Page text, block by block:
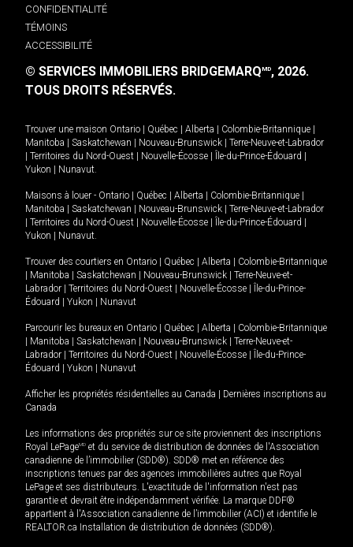
CONFIDENTIALITÉ
TÉMOINS
ACCESSIBILITÉ
© SERVICES IMMOBILIERS BRIDGEMARQMD, 2026.
TOUS DROITS RÉSERVÉS.
Trouver une maison Ontario Québec Alberta Colombie-Britannique
Manitoba
Saskatchewan Nouveau-Brunswick
Terre-Neuve-et-Labrador
Territoires du Nord-Ouest Nouvelle-Écosse Île-du-Prince-Édouard
Yukon
Nunavut.
Maisons à louer - Ontario Québec Alberta Colombie-Britannique
Manitoba
Saskatchewan Nouveau-Brunswick
Terre-Neuve-et-Labrador
Territoires du Nord-Ouest Nouvelle-Écosse Île-du-Prince-Édouard
Yukon
Nunavut.
Trouver des courtiers en Ontario Québec Alberta
Colombie-Britannique
Manitoba Saskatchewan Nouveau-Brunswick
Terre-Neuve-et-
Labrador
Territoires du Nord-Ouest Nouvelle-Écosse
Île-du-Prince-
Édouard
Yukon Nunavut
Parcourir les bureaux en Ontario Québec Alberta
Colombie-Britannique
Manitoba Saskatchewan Nouveau-Brunswick
Terre-Neuve-et-
Labrador
Territoires du Nord-Ouest Nouvelle-Écosse
Île-du-Prince-
Édouard
Yukon Nunavut
Afficher les propriétés résidentielles au Canada
Dernières inscriptions au
Canada
Les informations des propriétés sur ce site proviennent des inscriptions
Royal LePageMD et du service de distribution de données de l'Association
canadienne de l’immobilier (SDD®). SDD® met en référence des
inscriptions tenues par des agences immobilières autres que Royal
LePage et ses distributeurs. L'exactitude de l'information n'est pas
garantie et devrait être indépendamment vérifiée. La marque DDF®
appartient à l'Association canadienne de l’immobilier (ACI) et identifie le
REALTOR.ca Installation de distribution de données (SDD®).